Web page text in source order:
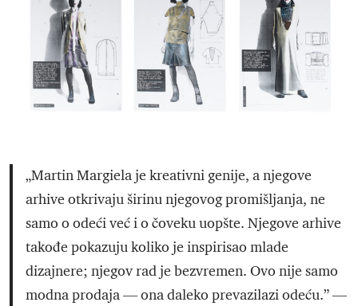
„Martin Margiela je kreativni genije, a njegove
arhive otkrivaju širinu njegovog promišljanja, ne
samo o odeći već i o čoveku uopšte. Njegove arhive
takođe pokazuju koliko je inspirisao mlade
dizajnere; njegov rad je bezvremen. Ovo nije samo
modna prodaja — ona daleko prevazilazi odeću.” —